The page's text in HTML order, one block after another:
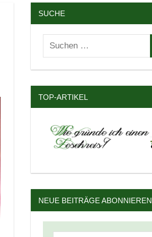
SUCHE
Suchen
nach:
TOP-ARTIKEL
NEUE BEITRÄGE ABONNIEREN